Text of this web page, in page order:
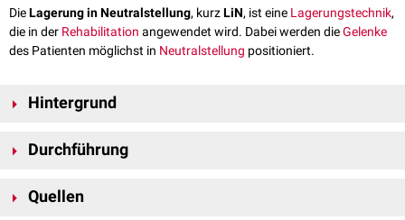
DieLagerung in Neutralstellung, kurzLiN, ist eine Lagerungstechnik,
die in der Rehabilitation angewendet wird. Dabei werden dieGelenke
des Patienten möglichst in Neutralstellung positioniert.
Hintergrund
Akutversorung, während eines rehabilitativen Prozesses und in der
einer Lagerung ist es, den Komfort des Patienten sicherzustellen,
sekundären
pulmonalen
Durchführung
Körperabschnitte so weit wie möglich in die
Quellen